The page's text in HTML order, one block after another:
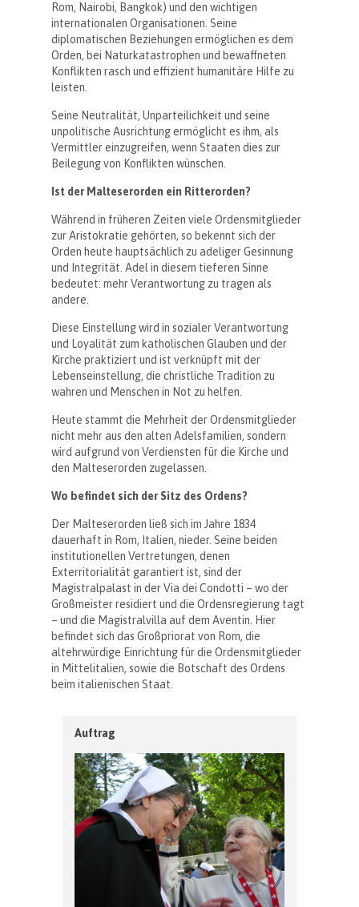
Rom, Nairobi, Bangkok) und den wichtigen
internationalen Organisationen. Seine
diplomatischen Beziehungen ermöglichen es dem
Orden, bei Naturkatastrophen und bewaffneten
Konflikten rasch und effizient humanitäre Hilfe zu
leisten.
Seine Neutralität, Unparteilichkeit und seine
unpolitische Ausrichtung ermöglicht es ihm, als
Vermittler einzugreifen, wenn Staaten dies zur
Beilegung von Konflikten wünschen.
Ist der Malteserorden ein Ritterorden?
Während in früheren Zeiten viele Ordensmitglieder
zur Aristokratie gehörten, so bekennt sich der
Orden heute hauptsächlich zu adeliger Gesinnung
und Integrität. Adel in diesem tieferen Sinne
bedeutet: mehr Verantwortung zu tragen als
andere.
Diese Einstellung wird in sozialer Verantwortung
und Loyalität zum katholischen Glauben und der
Kirche praktiziert und ist verknüpft mit der
Lebenseinstellung, die christliche Tradition zu
wahren und Menschen in Not zu helfen.
Heute stammt die Mehrheit der Ordensmitglieder
nicht mehr aus den alten Adelsfamilien, sondern
wird aufgrund von Verdiensten für die Kirche und
den Malteserorden zugelassen.
Wo befindet sich der Sitz des Ordens?
Der Malteserorden ließ sich im Jahre 1834
dauerhaft in Rom, Italien, nieder. Seine beiden
institutionellen Vertretungen, denen
Exterritorialität garantiert ist, sind der
Magistralpalast in der Via dei Condotti – wo der
Großmeister residiert und die Ordensregierung tagt
– und die Magistralvilla auf dem Aventin. Hier
befindet sich das Großpriorat von Rom, die
altehrwürdige Einrichtung für die Ordensmitglieder
in Mittelitalien, sowie die Botschaft des Ordens
beim italienischen Staat.
Auftrag